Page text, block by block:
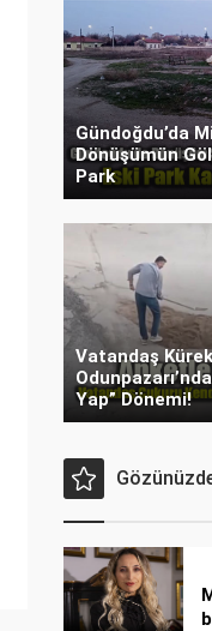
Gündoğdu’da
Dönüşümün
Park
Vatandaş
Yap” Dönemi!